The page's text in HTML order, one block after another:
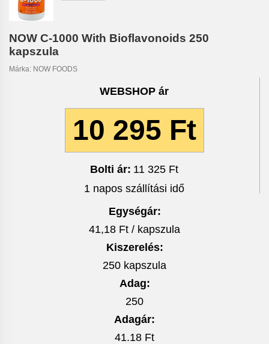
NOW C-1000 With Bioflavonoids 250
kapszula
Márka: NOW FOODS
WEBSHOP ár
10 295 Ft
Bolti ár: 11 325 Ft
1 napos szállítási idő
Egységár:
41,18 Ft / kapszula
Kiszerelés:
250 kapszula
Adag:
250
Adagár:
41.18 Ft